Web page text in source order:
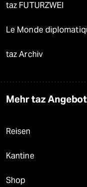
taz FUTURZWEI
Le Monde
taz Archiv
Mehr taz
Reisen
Kantine
Shop